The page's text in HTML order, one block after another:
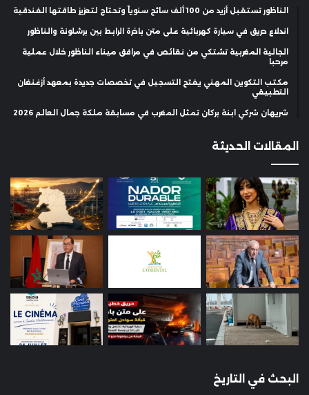
الناظور تستقبل أزيد من 100 ألف سائح سنوياً وتحتاج لتعزيز طاقتها الفندقية
اندلاع حريق في سيارة كهربائية على متن باخرة الرابط بين برشلونة والناظور
الجالية المغربية تشتكي من نقائص في مرافق ميناء الناظور خلال عملية
مرحبا
مكتب التكوين المهني يفتح التسجيل في تخصصات جديدة بمعهد أزغنغان
التطبيقي
شريهان شركي ابنة بركان تمثل المغرب في مسابقة ملكة جمال العالم 2026
المقالات الحديثة
البحث في التاريخ